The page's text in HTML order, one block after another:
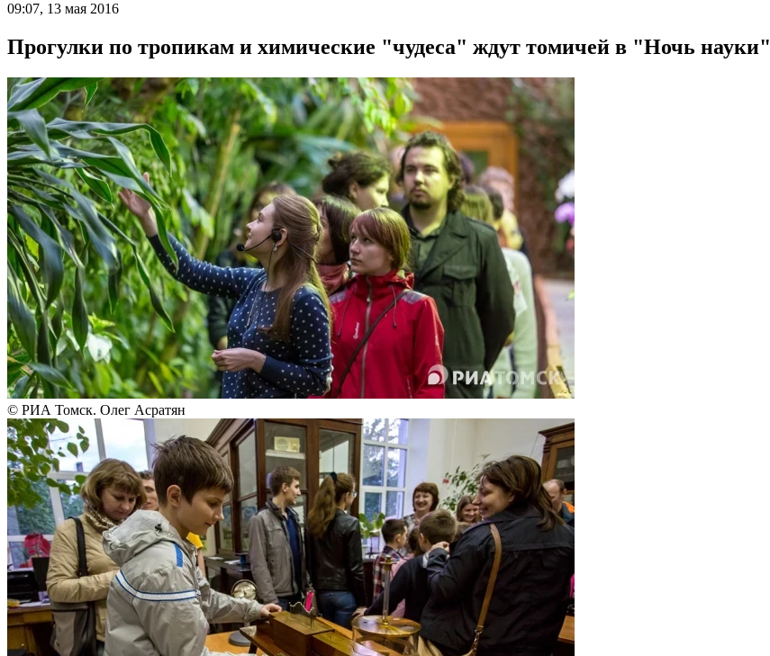
09:07, 13 мая 2016
Прогулки по тропикам и химические "чудеса" ждут томичей в "Ночь науки"
© РИА Томск. Олег Асратян